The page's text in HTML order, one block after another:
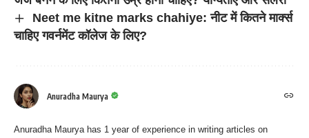
Neet me kitne marks chahiye: नीट में कितने मार्क्स
चाहिए गवर्नमेंट कॉलेज के लिए?
Anuradha Maurya
Anuradha Maurya has 1 year of experience in writing articles on